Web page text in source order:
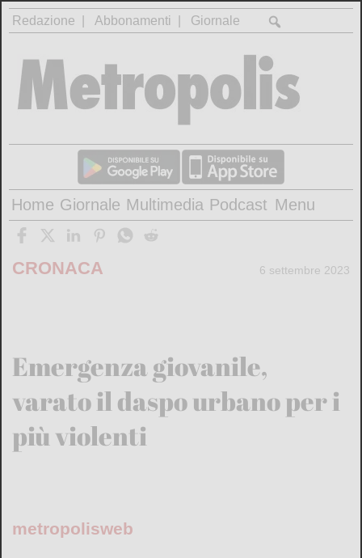
Redazione Abbonamenti Giornale
Home Giornale Multimedia Podcast Menu
CRONACA 6 settembre 2023
Emergenza giovanile,
varato il daspo urbano per i
più violenti
metropolisweb